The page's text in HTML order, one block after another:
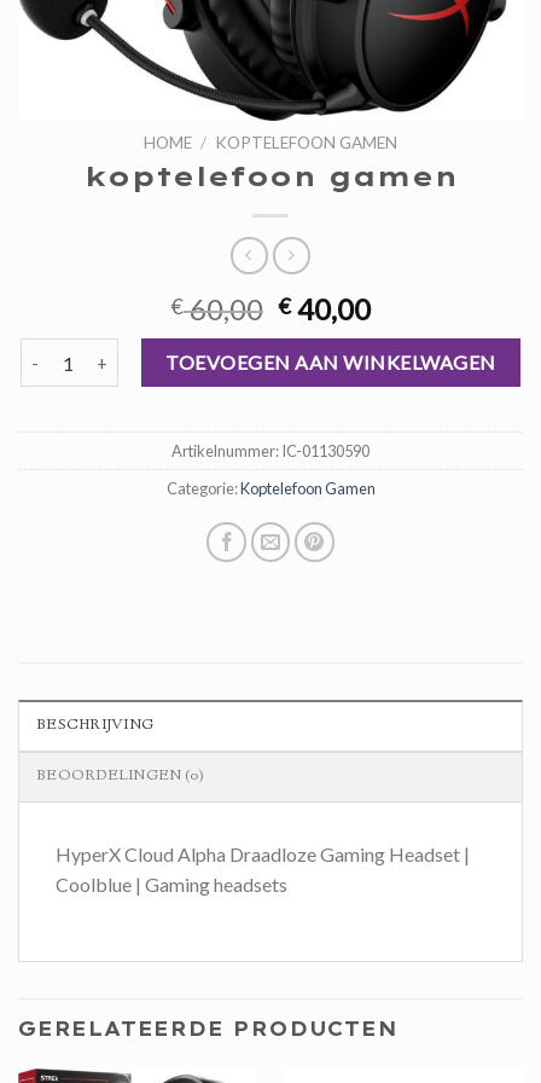
HOME / KOPTELEFOON GAMEN
koptelefoon gamen
€60,00 Oorspronkelijke
prijs
was:
€ 60,00.
€40,00Huidige
prijs
is:
€ 40,00.
koptelefoon gamen aantalTOEVOEGEN AAN WINKELWAGEN
Artikelnummer:IC-01130590
Categorie:Koptelefoon Gamen
BESCHRIJVING
BEOORDELINGEN (0)
HyperX Cloud Alpha Draadloze Gaming Headset |
Coolblue | Gaming headsets
GERELATEERDE PRODUCTEN